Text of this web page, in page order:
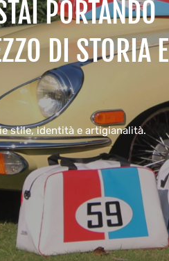
PORTANDO
DI STORIA E
stile, identità e artigianalità.